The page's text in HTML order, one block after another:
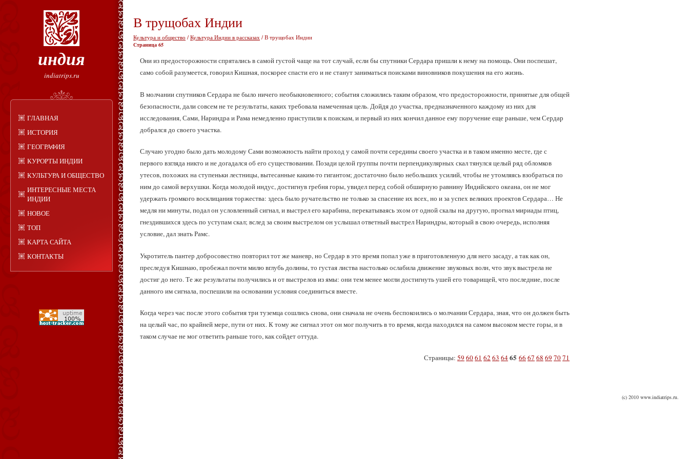
индия
indiatrips.ru
ГЛАВНАЯ
ИСТОРИЯ
ГЕОГРАФИЯ
КУРОРТЫ ИНДИИ
КУЛЬТУРА И ОБЩЕСТВО
ИНТЕРЕСНЫЕ МЕСТА
ИНДИИ
НОВОЕ
ТОП
КАРТА САЙТА
КОНТАКТЫ
В трущобах Индии
Культура и общество / Культура Индии в рассказах / В трущобах Индии
Страница 65
Они из предосторожности спрятались в самой густой чаще на тот случай, если бы спутники Сердара пришли к нему на помощь. Они поспешат,
само собой разумеется, говорил Кишная, поскорее спасти его и не станут заниматься поисками виновников покушения на его жизнь.
В молчании спутников Сердара не было ничего необыкновенного; события сложились таким образом, что предосторожности, принятые для общей
безопасности, дали совсем не те результаты, каких требовала намеченная цель. Дойдя до участка, предназначенного каждому из них для
исследования, Сами, Нариндра и Рама немедленно приступили к поискам, и первый из них кончил данное ему поручение еще раньше, чем Сердар
добрался до своего участка.
Случаю угодно было дать молодому Сами возможность найти проход у самой почти середины своего участка и в таком именно месте, где с
первого взгляда никто и не догадался об его существовании. Позади целой группы почти перпендикулярных скал тянулся целый ряд обломков
утесов, похожих на ступеньки лестницы, вытесанные каким-то гигантом; достаточно было небольших усилий, чтобы не утомляясь взобраться по
ним до самой верхушки. Когда молодой индус, достигнув гребня горы, увидел перед собой обширную равнину Индийского океана, он не мог
удержать громкого восклицания торжества: здесь было ручательство не только за спасение их всех, но и за успех великих проектов Сердара… Не
медля ни минуты, подал он условленный сигнал, и выстрел его карабина, перекатываясь эхом от одной скалы на другую, прогнал мириады птиц,
гнездившихся здесь по уступам скал; вслед за своим выстрелом он услышал ответный выстрел Нариндры, который в свою очередь, исполняя
условие, дал знать Рамс.
Укротитель пантер добросовестно повторил тот же маневр, но Сердар в это время попал уже в приготовленную для него засаду, а так как он,
преследуя Кишнаю, пробежал почти милю вглубь долины, то густая листва настолько ослабила движение звуковых волн, что звук выстрела не
достиг до него. Те же результаты получились и от выстрелов из ямы: они тем менее могли достигнуть ушей его товарищей, что последние, после
данного им сигнала, поспешили на основании условия соединиться вместе.
Когда через час после этого события три туземца сошлись снова, они сначала не очень беспокоились о молчании Сердара, зная, что он должен быть
на целый час, по крайней мере, пути от них. К тому же сигнал этот он мог получить в то время, когда находился на самом высоком месте горы, и в
таком случае не мог ответить раньше того, как сойдет оттуда.
Страницы: 59 6061 62 63 6465 66 67 68 69 7071
(c) 2010 www.indiatrips.ru.